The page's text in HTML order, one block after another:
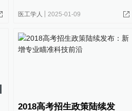
医工学人 2025-01-09
2018高考招生政策陆续发